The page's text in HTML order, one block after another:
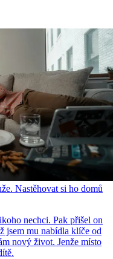
Nastěhovat si ho domů
nechci. Pak přišel on
jsem mu nabídla klíče od
nový život. Jenže místo